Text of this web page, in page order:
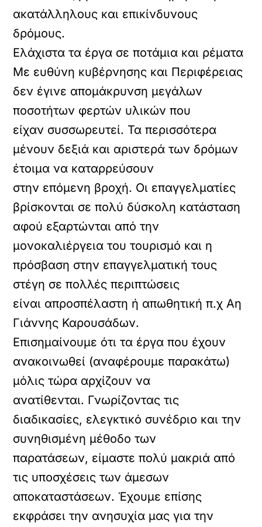
ακατάλληλους και επικίνδυνους
δρόμους.
Ελάχιστα τα έργα σε ποτάμια και ρέματα
Με ευθύνη κυβέρνησης και Περιφέρειας
δεν έγινε απομάκρυνση μεγάλων
ποσοτήτων φερτών υλικών που
είχαν συσσωρευτεί. Τα περισσότερα
μένουν δεξιά και αριστερά των δρόμων
έτοιμα να καταρρεύσουν
στην επόμενη βροχή. Οι επαγγελματίες
βρίσκονται σε πολύ δύσκολη κατάσταση
αφού εξαρτώνται από την
μονοκαλιέργεια του τουρισμό και η
πρόσβαση στην επαγγελματική τους
στέγη σε πολλές περιπτώσεις
είναι απροσπέλαστη ή απωθητική π.χ Αη
Γιάννης Καρουσάδων.
Επισημαίνουμε ότι τα έργα που έχουν
ανακοινωθεί (αναφέρουμε παρακάτω)
μόλις τώρα αρχίζουν να
ανατίθενται. Γνωρίζοντας τις
διαδικασίες, ελεγκτικό συνέδριο και την
συνηθισμένη μέθοδο των
παρατάσεων, είμαστε πολύ μακριά από
τις υποσχέσεις των άμεσων
αποκαταστάσεων. Έχουμε επίσης
εκφράσει την ανησυχία μας για την